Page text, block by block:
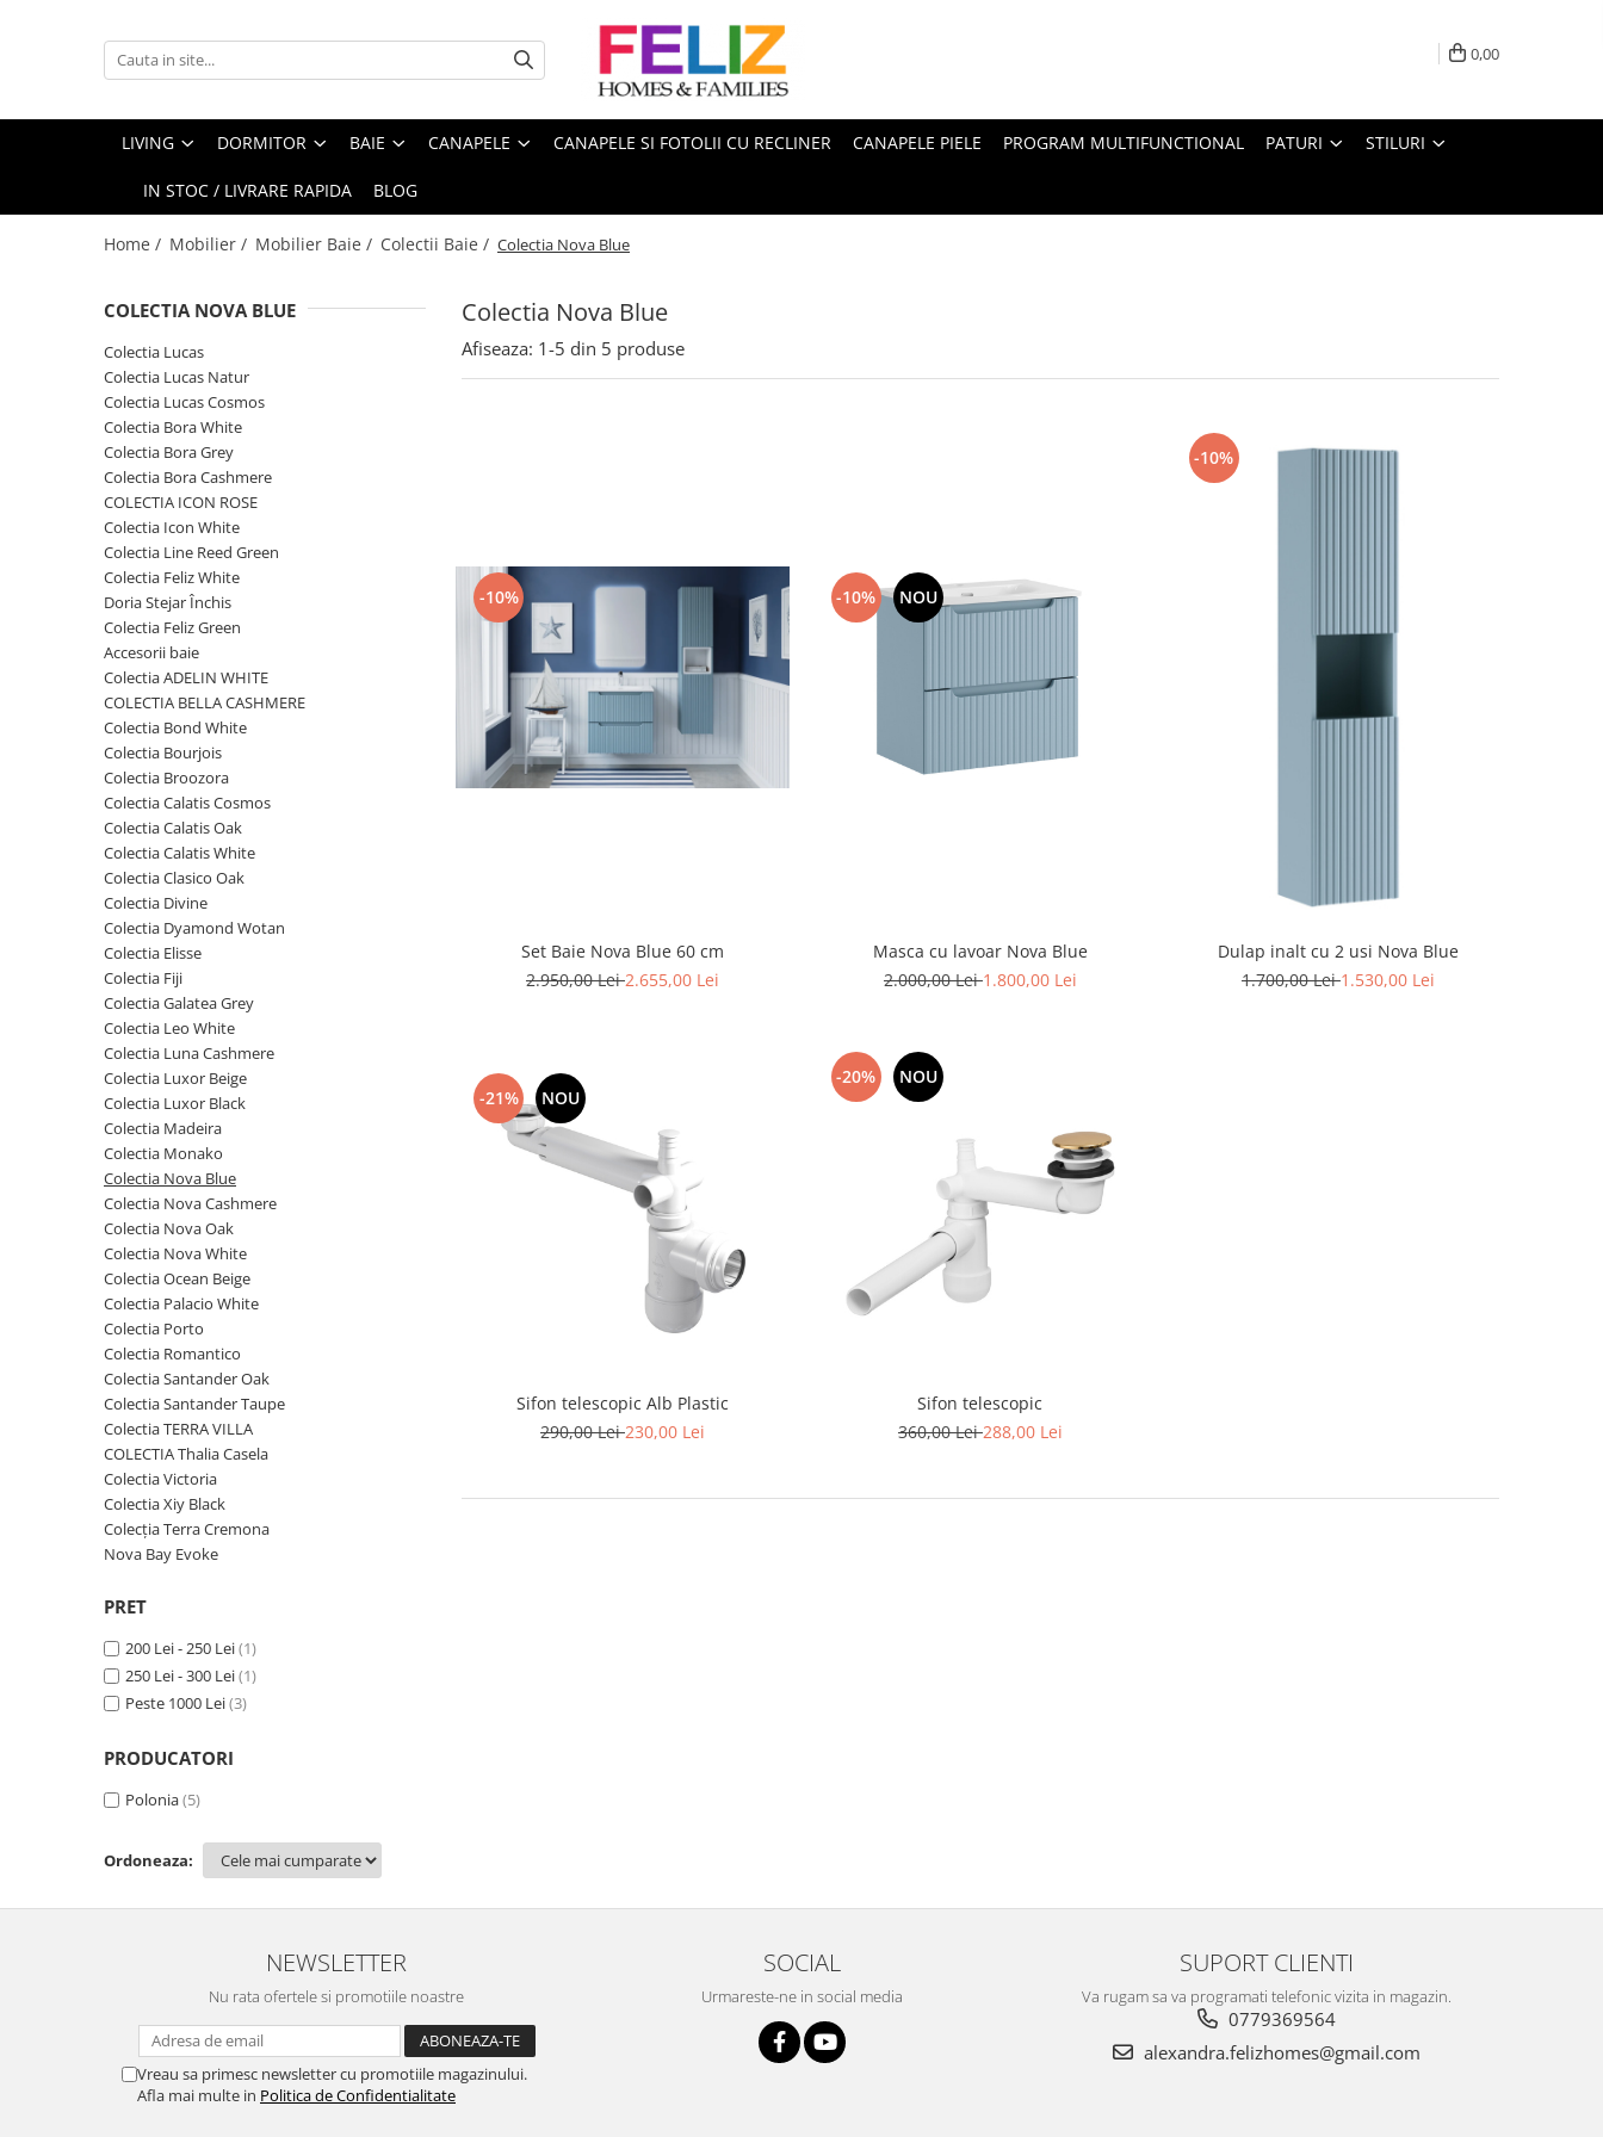
Masute Mobile
Masute living
Corpuri suspendate
Oferte speciale
Dormitor
Dulapuri Serie
Fotolii dormitor
Tabureti/Banchete
Lavoare cu Masca
Canapele
Perne Decorative
Canapele si Coltare Personalizate
Canapele Stofa
Program Multifunctional
Canapele si coltare extensibile cu
Canapele si Coltare Extensibile
Canapele si fotolii cu recliner
Sezlong living
Ergonomie&Confort
0,00
LIVING DORMITOR BAIE CANAPELE CANAPELE SI FOTOLII CU RECLINER CANAPELE PIELE PROGRAM MULTIFUNCTIONAL PATURI STILURI
IN STOC / LIVRARE RAPIDA BLOG
Home / Mobilier / Mobilier Baie / Colectii Baie / Colectia Nova Blue
Colectia Nova Blue
COLECTIA NOVA BLUE
Colectia Lucas
Colectia Lucas Natur
Colectia Lucas Cosmos
Colectia Bora White
Colectia Bora Grey
Colectia Bora Cashmere
COLECTIA ICON ROSE
Colectia Icon White
Colectia Line Reed Green
Colectia Feliz White
Doria Stejar Închis
Colectia Feliz Green
Accesorii baie
Colectia ADELIN WHITE
COLECTIA BELLA CASHMERE
Colectia Bond White
Colectia Bourjois
Colectia Broozora
Colectia Calatis Cosmos
Colectia Calatis Oak
Colectia Calatis White
Colectia Clasico Oak
Colectia Divine
Colectia Dyamond Wotan
Colectia Elisse
Colectia Fiji
Colectia Galatea Grey
Colectia Leo White
Colectia Luna Cashmere
Colectia Luxor Beige
Colectia Luxor Black
Colectia Madeira
Colectia Monako
Colectia Nova Blue
Colectia Nova Cashmere
Colectia Nova Oak
Colectia Nova White
Colectia Ocean Beige
Colectia Palacio White
Colectia Porto
Colectia Romantico
Colectia Santander Oak
Colectia Santander Taupe
Colectia TERRA VILLA
COLECTIA Thalia Casela
Colectia Victoria
Colectia Xiy Black
Colecția Terra Cremona
Nova Bay Evoke
PRET
200 Lei - 250 Lei(1)
250 Lei - 300 Lei(1)
Peste 1000 Lei(3)
PRODUCATORI
Polonia(5)
Ordoneaza:
Afiseaza: 1-5 din 5 produse
-10%
Set Baie Nova Blue 60 cm
2.950,00 Lei2.655,00 Lei
-10% NOU
Masca cu lavoar Nova Blue
2.000,00 Lei1.800,00 Lei
-10%
Dulap inalt cu 2 usi Nova Blue
1.700,00 Lei1.530,00 Lei
-21% NOU
Sifon telescopic Alb Plastic
290,00 Lei230,00 Lei
-20% NOU
Sifon telescopic
360,00 Lei288,00 Lei
NEWSLETTER
Nu rata ofertele si promotiile noastre
Vreau sa primesc newsletter cu promotiile magazinului.
Afla mai multe in Politica de Confidentialitate
SOCIAL
Urmareste-ne in social media
SUPORT CLIENTI
Va rugam sa va programati telefonic vizita in magazin.
0779369564
alexandra.felizhomes@gmail.com